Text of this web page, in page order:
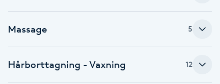
Funktionsanalys
Massage 5
Hårborttagning - Vaxning 12